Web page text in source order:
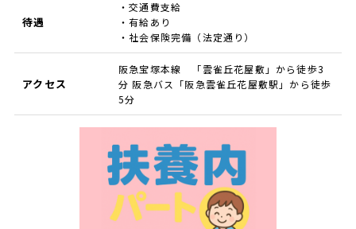
待遇
・交通費支給
・有給あり
・社会保険完備（法定通り）
アクセス
阪急宝塚本線 「雲雀丘花屋敷」から徒歩3
分 阪急バス「阪急雲雀丘花屋敷駅」から徒歩
5分